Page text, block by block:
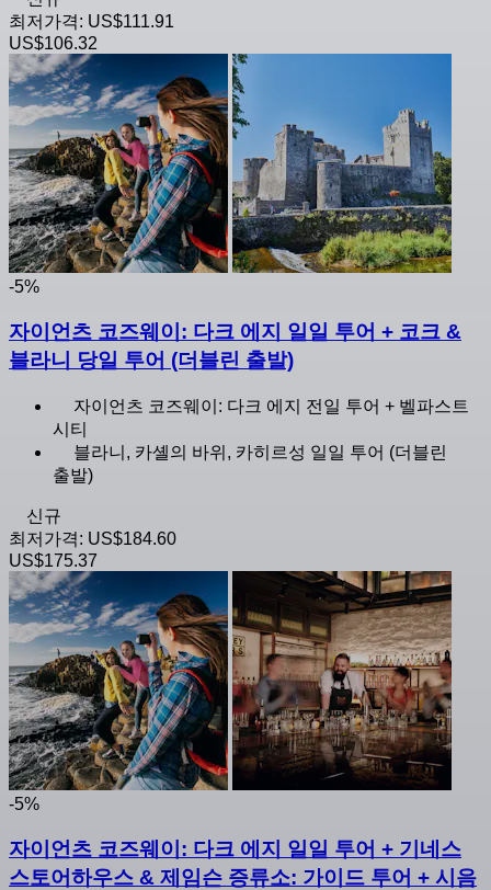
최저가격: US$111.91
US$106.32
-5%
자이언츠 코즈웨이: 다크 에지 일일 투어 + 코크 &
블라니 당일 투어 (더블린 출발)
자이언츠 코즈웨이: 다크 에지 전일 투어 + 벨파스트
시티
블라니, 카셸의 바위, 카히르성 일일 투어 (더블린
출발)
신규
최저가격: US$184.60
US$175.37
-5%
자이언츠 코즈웨이: 다크 에지 일일 투어 + 기네스
스토어하우스 & 제임슨 증류소: 가이드 투어 + 시음